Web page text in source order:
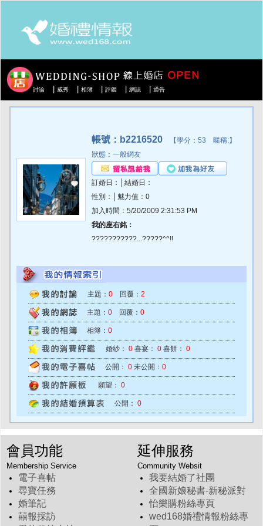
討論 威秀 相簿 評鑑 網誌 通告
帳號：b2216520 【學分：53 暱稱:】
狀態：一般網友
訂婚日：│結婚日：
性別：│魅力值：0
加入時間：5/20/2009 2:31:53 PM
我的座右銘：
???????????...?????^^!!
主題： 0 回覆： 2
主題： 0 回覆： 0
相簿： 0
婚紗： 0 喜宴： 0 喜餅： 0
公開： 0 未公開： 0
願望： 0
公開： 0
會員功能
Membership Service
電子喜帖
尋寶任務
婚筆記
囍報採訪
延伸服務
Community Websit
我要結婚了社團
全國新娘秘書-新秘派對
怡樂購粉絲專頁
wed168婚禮情報粉絲專